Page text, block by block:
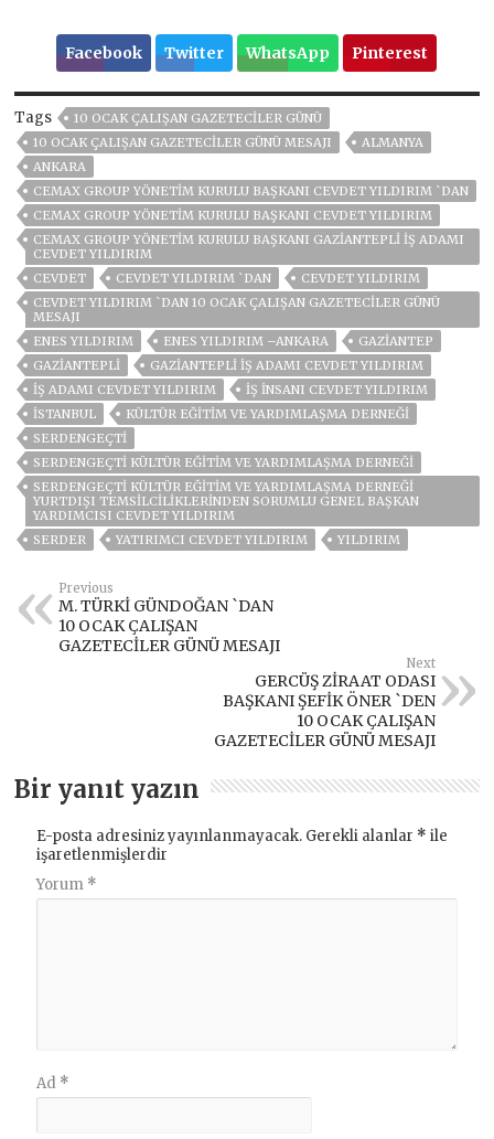
Facebook Twitter WhatsApp Pinterest
Tags
10 OCAK ÇALIŞAN GAZETECILER GÜNÜ
10 OCAK ÇALIŞAN GAZETECILER GÜNÜ MESAJI
ALMANYA
ANKARA
CEMAX GROUP YÖNETİM KURULU BAŞKANI CEVDET YILDIRIM `DAN
CEMAX GROUP YÖNETIM KURULU BAŞKANI CEVDET YILDIRIM
CEMAX GROUP YÖNETIM KURULU BAŞKANI GAZIANTEPLI İŞ ADAMI
CEVDET YILDIRIM
CEVDET
CEVDET YILDIRIM `DAN
CEVDET YILDIRIM
CEVDET YILDIRIM `DAN 10 OCAK ÇALIŞAN GAZETECILER GÜNÜ
MESAJI
ENES YILDIRIM
ENES YILDIRIM –ANKARA
GAZIANTEP
GAZİANTEPLİ
GAZIANTEPLI İŞ ADAMI CEVDET YILDIRIM
IŞ ADAMI CEVDET YILDIRIM
İŞ INSANI CEVDET YILDIRIM
ISTANBUL
KÜLTÜR EĞITIM VE YARDIMLAŞMA DERNEĞI
SERDENGEÇTI
SERDENGEÇTI KÜLTÜR EĞITIM VE YARDIMLAŞMA DERNEĞI
SERDENGEÇTI KÜLTÜR EĞITIM VE YARDIMLAŞMA DERNEĞI
YURTDIŞI TEMSILCILIKLERINDEN SORUMLU GENEL BAŞKAN
YARDIMCISI CEVDET YILDIRIM
SERDER
YATIRIMCI CEVDET YILDIRIM YILDIRIM
Previous
M. TÜRKİ GÜNDOĞAN `DAN
10 OCAK ÇALIŞAN
GAZETECİLER GÜNÜ MESAJI
Next
GERCÜŞ ZİRAAT ODASI
BAŞKANI ŞEFİK ÖNER `DEN
10 OCAK ÇALIŞAN
GAZETECİLER GÜNÜ MESAJI
Bir yanıt yazın
E-posta adresiniz yayınlanmayacak. Gerekli alanlar * ile
işaretlenmişlerdir
Yorum *
Ad *